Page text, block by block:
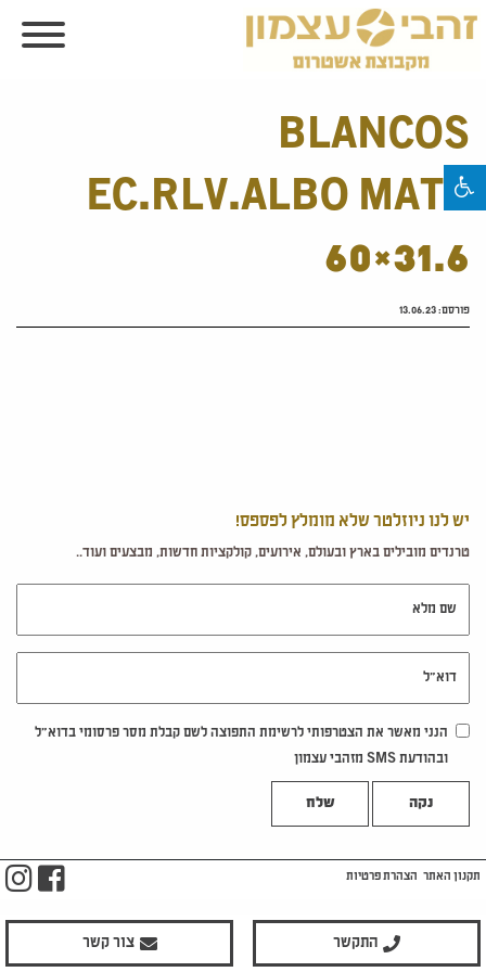
BLANCOS
EC.RLV.ALBO MATE
60×31.6
פורסם:13.06.23
יש לנו ניוזלטר שלא מומלץ לפספס!
טרנדים מובילים בארץ ובעולם, אירועים, קולקציות חדשות, מבצעים ועוד..
הנני מאשר את הצטרפותי לרשימת התפוצה לשם קבלת מסר פרסומי בדוא"ל
ובהודעת SMS מזהבי עצמון
נקה
התקשר צור קשר
תקנון האתר הצהרת פרטיות